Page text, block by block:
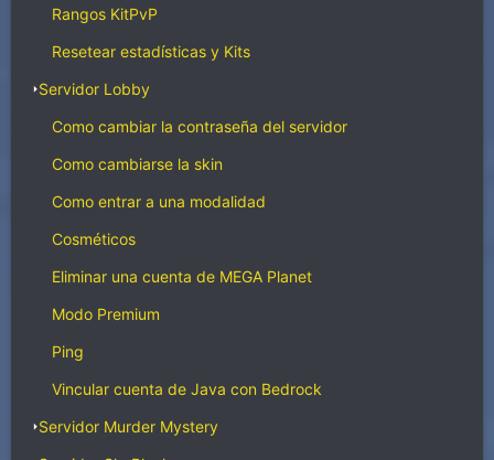
Rangos KitPvP
Resetear estadísticas y Kits
Servidor Lobby
Como cambiar la contraseña del servidor
Como cambiarse la skin
Como entrar a una modalidad
Cosméticos
Eliminar una cuenta de MEGA Planet
Modo Premium
Ping
Vincular cuenta de Java con Bedrock
Servidor Murder Mystery